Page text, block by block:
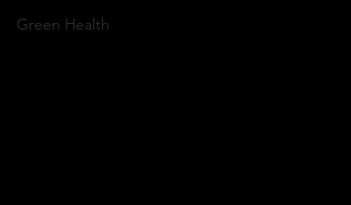
Green Health